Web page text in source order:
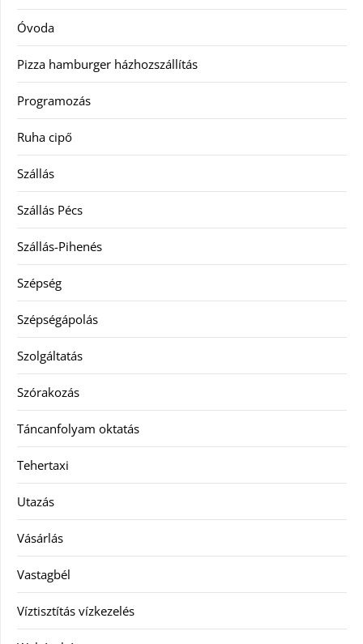
Óvoda
Pizza hamburger házhozszállítás
Programozás
Ruha cipő
Szállás
Szállás Pécs
Szállás-Pihenés
Szépség
Szépségápolás
Szolgáltatás
Szórakozás
Táncanfolyam oktatás
Tehertaxi
Utazás
Vásárlás
Vastagbél
Víztisztítás vízkezelés